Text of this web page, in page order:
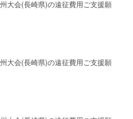
大会(長崎県)の遠征費用ご支援願
大会(長崎県)の遠征費用ご支援願